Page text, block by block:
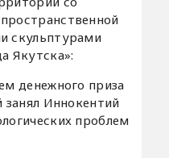
скульптурами
Якутска»:
денежного приза
занял Иннокентий
проблем